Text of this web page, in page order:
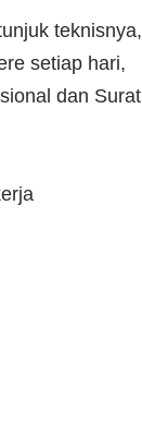
teknisnya,
setiap hari,
dan Surat